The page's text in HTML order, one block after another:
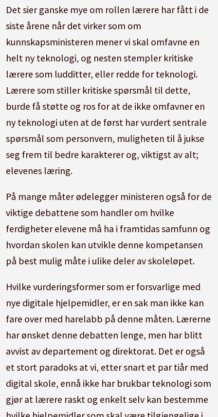
Det sier ganske mye om rollen lærere har fått i de
siste årene når det virker som om
kunnskapsministeren mener vi skal omfavne en
helt ny teknologi, og nesten stempler kritiske
lærere som ludditter, eller redde for teknologi.
Lærere som stiller kritiske spørsmål til dette,
burde få støtte og ros for at de ikke omfavner en
ny teknologi uten at de først har vurdert sentrale
spørsmål som personvern, muligheten til å jukse
seg frem til bedre karakterer og, viktigst av alt;
elevenes læring.
På mange måter ødelegger ministeren også for de
viktige debattene som handler om hvilke
ferdigheter elevene må ha i framtidas samfunn og
hvordan skolen kan utvikle denne kompetansen
på best mulig måte i ulike deler av skoleløpet.
Hvilke vurderingsformer som er forsvarlige med
nye digitale hjelpemidler, er en sak man ikke kan
fare over med harelabb på denne måten. Lærerne
har ønsket denne debatten lenge, men har blitt
avvist av departement og direktorat. Det er også
et stort paradoks at vi, etter snart et par tiår med
digital skole, ennå ikke har brukbar teknologi som
gjør at lærere raskt og enkelt selv kan bestemme